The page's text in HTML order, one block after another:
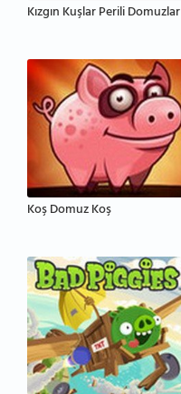
Kızgın Kuşlar Perili Domuzlar
Koş Domuz Koş